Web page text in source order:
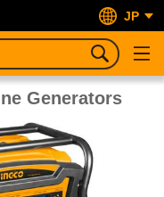
JP
Generators